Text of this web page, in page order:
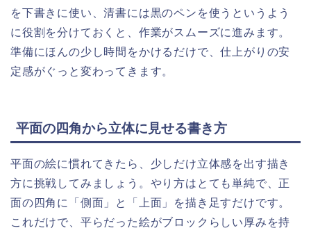
を下書きに使い、清書には黒のペンを使うというよう
に役割を分けておくと、作業がスムーズに進みます。
準備にほんの少し時間をかけるだけで、仕上がりの安
定感がぐっと変わってきます。
平面の四角から立体に見せる書き方
平面の絵に慣れてきたら、少しだけ立体感を出す描き
方に挑戦してみましょう。やり方はとても単純で、正
面の四角に「側面」と「上面」を描き足すだけです。
これだけで、平らだった絵がブロックらしい厚みを持